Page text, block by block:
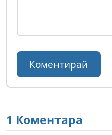
1 Коментара